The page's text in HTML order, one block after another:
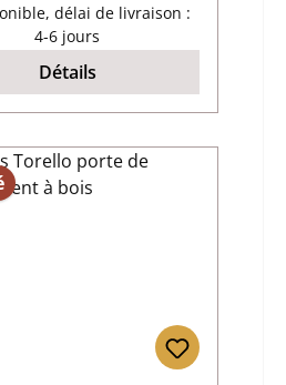
délai de livraison :
4-6 jours
Détails